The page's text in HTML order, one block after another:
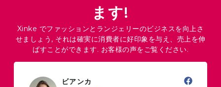
ます!
Xinke でファッションとランジェリーのビジネスを向上さ
せましょう, それは確実に消費者に好印象を与え、売上を伸
ばすことができます. お客様の声をご覧ください.
ビアンカ